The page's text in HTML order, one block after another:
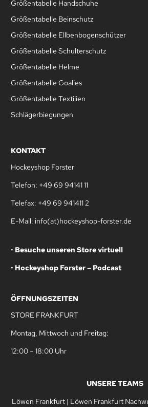
Größentabelle Handschuhe
Größentabelle Beinschutz
Größentabelle Ellbenbogenschützer
Größentabelle Schulterschutz
Größentabelle Helme
Größentabelle Goalies
Größentabelle Textilien
Schlägerbiegungen
KONTAKT
Hockeyshop Forster
Telefon: +49 69 94141 11
Telefax: +49 69 941411 2
E-Mail: info(at)hockeyshop-forster.de
• Besuche unseren Store virtuell
• Hockeyshop Forster – Podcast
ÖFFNUNGSZEITEN
STORE FRANKFURT
Montag, Mittwoch und Freitag:
12:00 – 18:00 Uhr
UNSERE TEAMS
Löwen Frankfurt | Löwen Frankfurt